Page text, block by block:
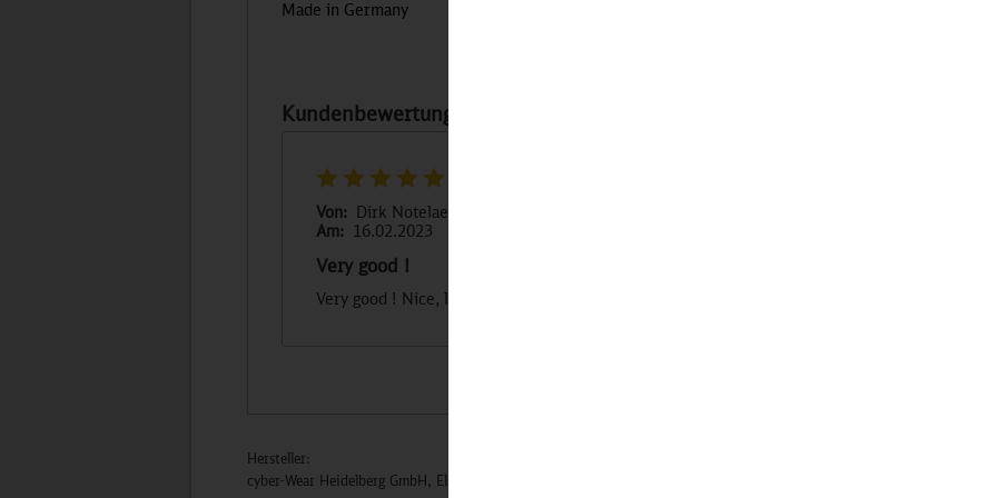
Made in Germany
Kundenbewertungen für "MÖVE Duschtuch ICE 4"
Von: Dirk Notelaers
Am:
16.02.2023
Very good !
Very good ! Nice, looks good and IS GOOD DRYING !
Hersteller:
cyber-Wear Heidelberg GmbH, Elsa-Brändström-Str. 4, 68229 Mannheim, Deutschland, Info@mycybergroup.com,